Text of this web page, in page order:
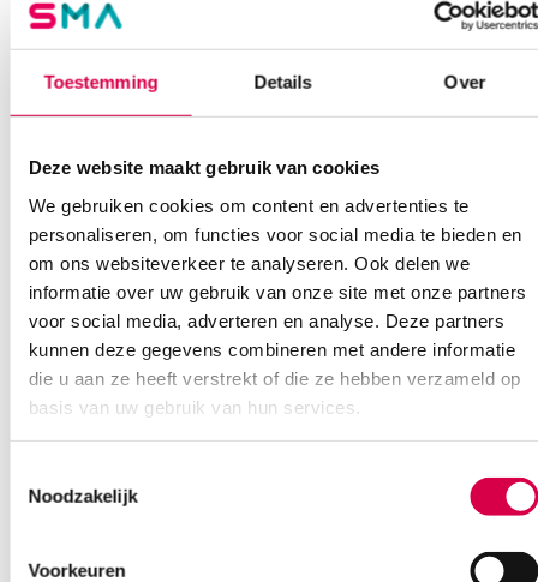
Toestemming Details Over
Deze website maakt gebruik van cookies
We gebruiken cookies om content en advertenties te
personaliseren, om functies voor social media te bieden en
om ons websiteverkeer te analyseren. Ook delen we
informatie over uw gebruik van onze site met onze partners
voor social media, adverteren en analyse. Deze partners
kunnen deze gegevens combineren met andere informatie
die u aan ze heeft verstrekt of die ze hebben verzameld op
basis van uw gebruik van hun services.
Noodzakelijk
Voorkeuren
Of contacteer ons via een van de onderstaande opties.
Ook interessant